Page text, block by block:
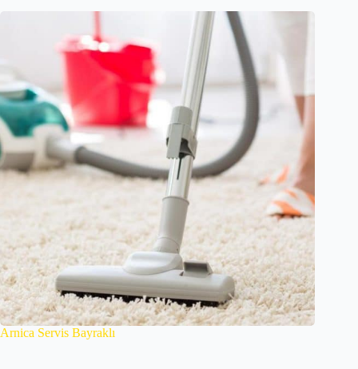
Arnica Servis Bayraklı